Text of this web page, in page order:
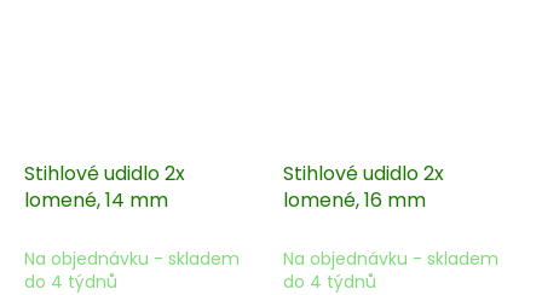
Stihlové udidlo 2x
lomené, 14 mm
Na objednávku - skladem
do 4 týdnů
Stihlové udidlo 2x
lomené, 16 mm
Na objednávku - skladem
do 4 týdnů